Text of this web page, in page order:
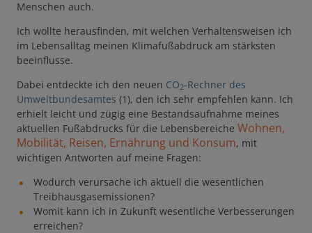
Menschen auch.
Ich wollte herausfinden, mit welchen Verhaltensweisen ich
im Lebensalltag meinen Klimafußabdruck am stärksten
beeinflusse.
Dabei entdeckte ich den neuen CO2-Rechner des
Umweltbundesamtes (1), den ich sehr empfehlen kann. Ich
erhielt leicht und zügig eine Bestandsaufnahme meines
aktuellen Fußabdrucks für die Lebensbereiche Wohnen,
Mobilität, Reisen, Ernährung und Konsum, mit
wichtigen Antworten auf meine Fragen:
Wodurch verursache ich aktuell die wesentlichen
Treibhausgasemissionen?
Womit kann ich in Zukunft wesentliche Verbesserungen
erreichen?